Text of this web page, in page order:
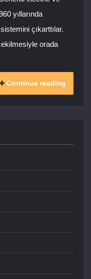
yıllarında
çıkarttılar.
orada
Continue reading